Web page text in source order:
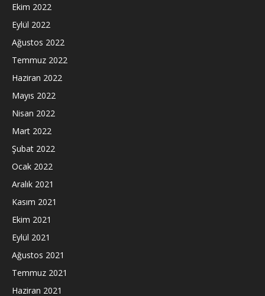
Ekim 2022
Eylül 2022
Ağustos 2022
Temmuz 2022
Haziran 2022
Mayıs 2022
Nisan 2022
Mart 2022
Şubat 2022
Ocak 2022
Aralık 2021
Kasım 2021
Ekim 2021
Eylül 2021
Ağustos 2021
Temmuz 2021
Haziran 2021